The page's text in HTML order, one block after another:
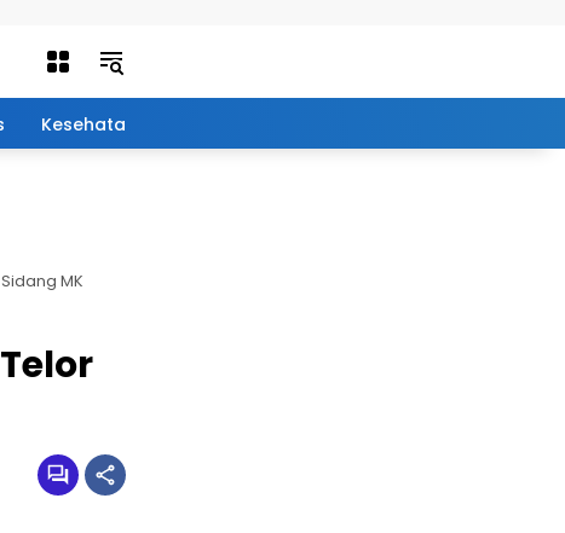
Kesehatan
MK